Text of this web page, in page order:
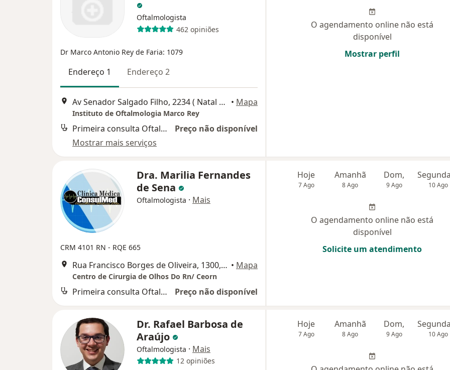
Oftalmologista
462 opiniões
Dr Marco Antonio Rey de Faria: 1079
Endereço 1 Endereço 2
Av Senador Salgado Filho, 2234 ( Natal Shopping loja 122 Natal shopping), Natal • Mapa
Instituto de Oftalmologia Marco Rey
Primeira consulta Oftalmologia
Preço não disponível
Mostrar mais serviços
O agendamento online não está
disponível
Mostrar perfil
Dra. Marilia Fernandes
de Sena
Oftalmologista · Mais
CRM 4101 RN - RQE 665
Rua Francisco Borges de Oliveira, 1300, Natal • Mapa
Centro de Cirurgia de Olhos Do Rn/ Ceorn
Primeira consulta Oftalmologia Preço não disponível
Hoje
7 Ago
Amanhã
8 Ago
Dom,
9 Ago 10 Ago
O agendamento online não está
disponível
Solicite um atendimento
Dr. Rafael Barbosa de
Araújo
Oftalmologista · Mais
12 opiniões
Hoje
7 Ago
Amanhã
8 Ago
Dom,
9 Ago 10 Ago